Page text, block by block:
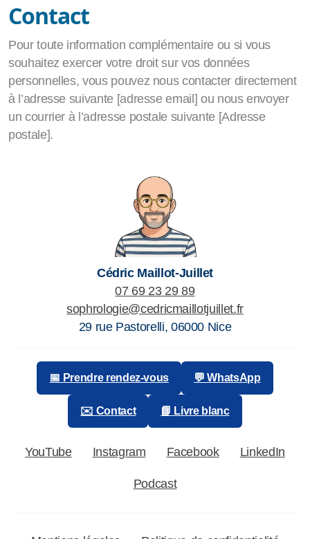
Contact
Pour toute information complémentaire ou si vous
souhaitez exercer votre droit sur vos données
personnelles, vous pouvez nous contacter directement
à l’adresse suivante [adresse email] ou nous envoyer
un courrier à l’adresse postale suivante [Adresse
postale].
Cédric Maillot-Juillet
07 69 23 29 89
sophrologie@cedricmaillotjuillet.fr
29 rue Pastorelli, 06000 Nice
📅 Prendre rendez-vous 💬 WhatsApp
✉️ Contact 📘 Livre blanc
YouTube Instagram Facebook LinkedIn
Podcast